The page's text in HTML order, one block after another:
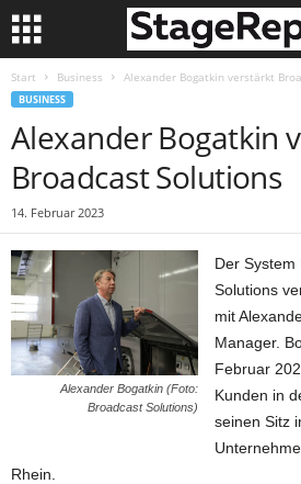
Start Business Alexander Bogatkin verstärkt
BUSINESS
Alexander Bogatkin
Broadcast Solutions
14. Februar 2023
Alexander Bogatkin (Foto:
Broadcast Solutions)
Der
Solutions
mit
Manager.
Februar
Kunden in
seinen Sitz
Rhein.